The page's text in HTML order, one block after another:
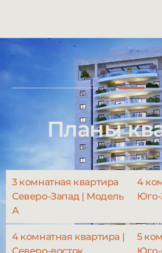
Планы
3 комнатная квартира
Северо-Запад | Модель
А
4
Юго-
4 комнатная квартира |
5